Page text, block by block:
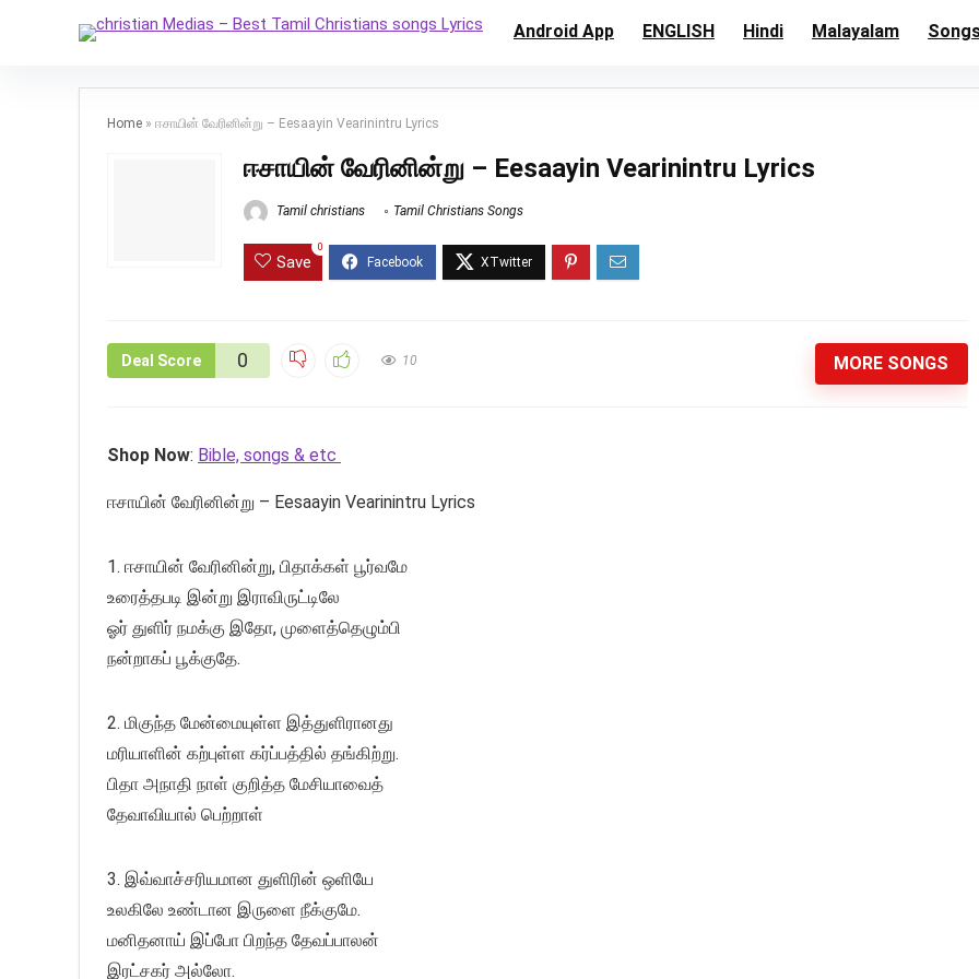
Android App ENGLISH Hindi Malayalam
Home » ஈசாயின் வேரினின்று – Eesaayin Vearinintru Lyrics
ஈசாயின் வேரினின்று – Eesaayin Vearinintru Lyrics
Tamil christians Tamil Christians Songs
Save
0
Deal Score 0 10 MORE SONGS
Shop Now: Bible, songs & etc
ஈசாயின் வேரினின்று – Eesaayin Vearinintru Lyrics
1. ஈசாயின் வேரினின்று, பிதாக்கள் பூர்வமே
உரைத்தபடி இன்று இராவிருட்டிலே
ஓர் துளிர் நமக்கு இதோ, முளைத்தெழும்பி
நன்றாகப் பூக்குதே.
2. மிகுந்த மேன்மையுள்ள இத்துளிரானது
மரியாளின் கற்புள்ள கர்ப்பத்தில் தங்கிற்று.
பிதா அநாதி நாள் குறித்த மேசியாவைத்
தேவாவியால் பெற்றாள்
3. இவ்வாச்சரியமான துளிரின் ஒளியே
உலகிலே உண்டான இருளை நீக்குமே.
மனிதனாய் இப்போ பிறந்த தேவப்பாலன்
இரட்சகர் அல்லோ.